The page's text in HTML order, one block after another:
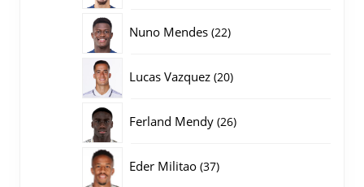
Nuno Mendes 2222
Lucas Vazquez 2020
Ferland Mendy 2626
Eder Militao 3737